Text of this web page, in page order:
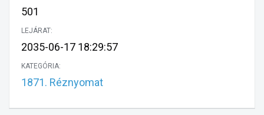
501
LEJÁRAT:
2035-06-17 18:29:57
KATEGÓRIA:
1871. Réznyomat